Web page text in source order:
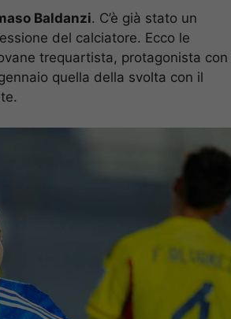
Baldanzi. C’è già stato un
del calciatore. Ecco le
trequartista, protagonista con
quella della svolta con il